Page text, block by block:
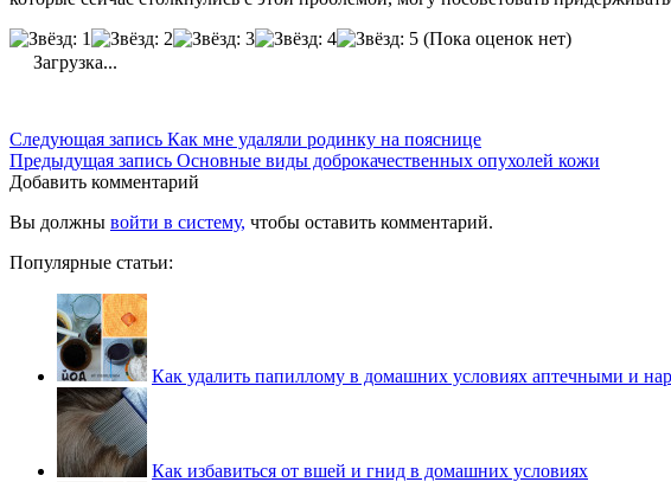
(Пока оценок нет)
Загрузка...
Следующая запись Как мне удаляли родинку на пояснице
Предыдущая запись Основные виды доброкачественных опухолей кожи
Добавить комментарий
Вы должны войти в систему, чтобы оставить комментарий.
Популярные статьи:
Как удалить папиллому в домашних условиях аптечными и
Как избавиться от вшей и гнид в домашних условиях